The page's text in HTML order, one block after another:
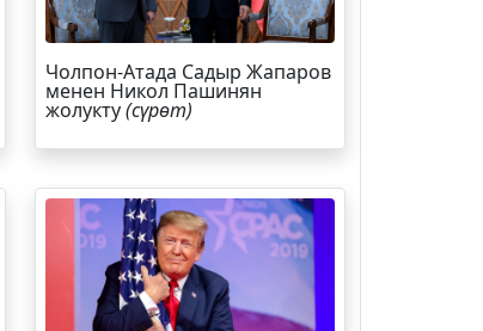
Чолпон-Атада Садыр Жапаров
менен Никол Пашинян
жолукту(сүрөт)